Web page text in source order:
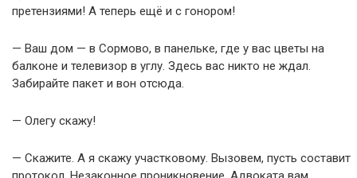
претензиями! А теперь ещё и с гонором!
— Ваш дом — в Сормово, в панельке, где у вас цветы на
балконе и телевизор в углу. Здесь вас никто не ждал.
Забирайте пакет и вон отсюда.
— Олегу скажу!
— Скажите. А я скажу участковому. Вызовем, пусть составит